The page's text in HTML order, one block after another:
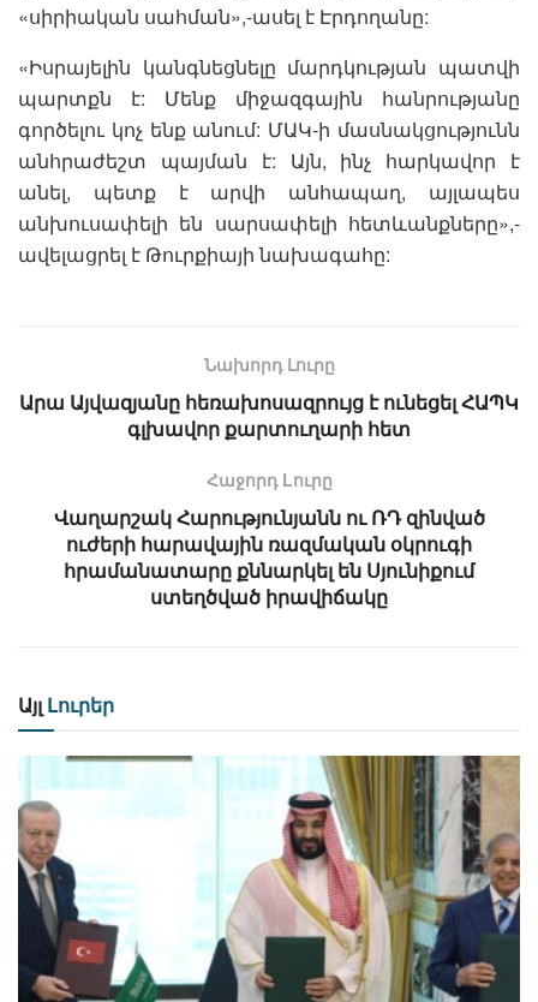
«սիրիական սահման»,-ասել է Էրդողանը:
«Իսրայելին կանգնեցնելը մարդկության պատվի
պարտքն է: Մենք միջազգային հանրությանը
գործելու կոչ ենք անում: ՄԱԿ-ի մասնակցությունն
անհրաժեշտ պայման է: Այն, ինչ հարկավոր է
անել, պետք է արվի անհապաղ, այլապես
անխուսափելի են սարսափելի հետևանքները»,-
ավելացրել է Թուրքիայի նախագահը:
Նախորդ Լուրը
Արա Այվազյանը հեռախոսազրույց է ունեցել ՀԱՊԿ
գլխավոր քարտուղարի հետ
Հաջորդ Lուրը
Վաղարշակ Հարությունյանն ու ՌԴ զինված
ուժերի հարավային ռազմական օկրուգի
հրամանատարը քննարկել են Սյունիքում
ստեղծված իրավիճակը
Այլ Լուրեր